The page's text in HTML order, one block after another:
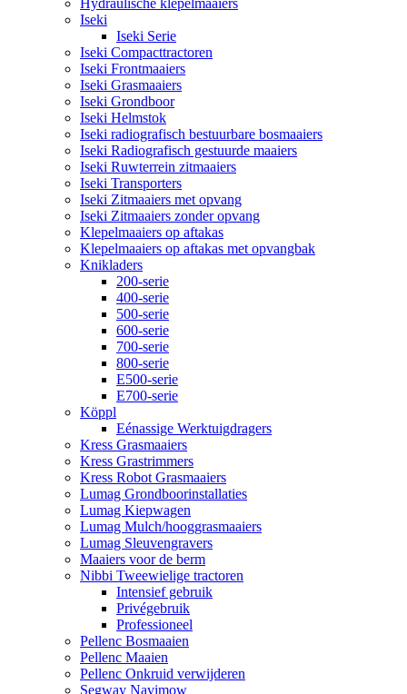
Iseki
Iseki Serie
Iseki Compacttractoren
Iseki Frontmaaiers
Iseki Grasmaaiers
Iseki Grondboor
Iseki Helmstok
Iseki radiografisch bestuurbare bosmaaiers
Iseki Radiografisch gestuurde maaiers
Iseki Ruwterrein zitmaaiers
Iseki Transporters
Iseki Zitmaaiers met opvang
Iseki Zitmaaiers zonder opvang
Klepelmaaiers op aftakas
Klepelmaaiers op aftakas met opvangbak
Knikladers
200-serie
400-serie
500-serie
600-serie
700-serie
800-serie
E500-serie
E700-serie
Köppl
Eénassige Werktuigdragers
Kress Grasmaaiers
Kress Grastrimmers
Kress Robot Grasmaaiers
Lumag Grondboorinstallaties
Lumag Kiepwagen
Lumag Mulch/hooggrasmaaiers
Lumag Sleuvengravers
Maaiers voor de berm
Nibbi Tweewielige tractoren
Intensief gebruik
Privégebruik
Professioneel
Pellenc Bosmaaien
Pellenc Maaien
Pellenc Onkruid verwijderen
Segway Navimow